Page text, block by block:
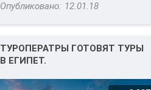
12.01.18
ТУРОПЕРАТРЫ ГОТОВЯТ ТУРЫ
В ЕГИПЕТ.